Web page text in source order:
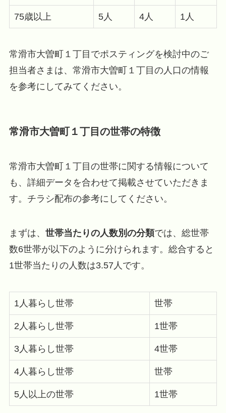
75歳以上 5人 4人 1人
常滑市大曽町１丁目でポスティングを検討中のご
担当者さまは、常滑市大曽町１丁目の人口の情報
を参考にしてみてください。
常滑市大曽町１丁目の世帯の特徴
常滑市大曽町１丁目の世帯に関する情報について
も、詳細データを合わせて掲載させていただきま
す。チラシ配布の参考にしてください。
まずは、 世帯当たりの人数別の分類では、総世帯
数6世帯が以下のように分けられます。総合すると
1世帯当たりの人数は3.57人です。
1人暮らし世帯 世帯
2人暮らし世帯 1世帯
3人暮らし世帯 4世帯
4人暮らし世帯 世帯
5人以上の世帯 1世帯